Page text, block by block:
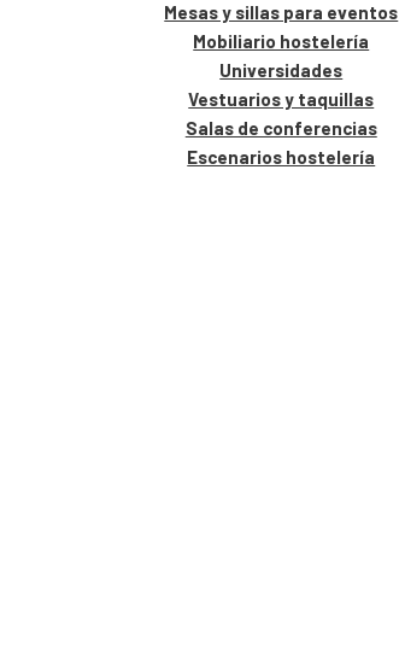
Mesas y sillas para eventos
Mobiliario hostelería
Universidades
Vestuarios y taquillas
Salas de conferencias
Escenarios hostelería